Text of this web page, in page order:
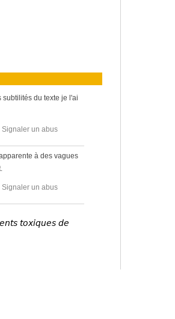
subtilités du texte je l'ai
Signaler un abus
à des vagues
Signaler un abus
toxiques de